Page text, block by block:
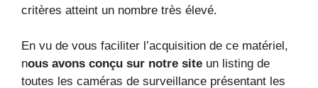
critères atteint un nombre très élevé.
En vu de vous faciliter l’acquisition de ce matériel,
nous avons conçu sur notre site un listing de
toutes les caméras de surveillance présentant les